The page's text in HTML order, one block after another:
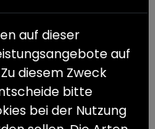
melden uns
auf dieser
auf
diesem Zweck
bitte
bei der Nutzung